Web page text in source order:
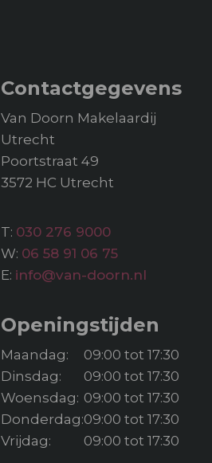
Contactgegevens
Van Doorn Makelaardij
Utrecht
Poortstraat 49
3572 HC Utrecht
T: 030 276 9000
W: 06 58 91 06 75
E: info@van-doorn.nl
Openingstijden
Maandag:
09:00 tot 17:30
Dinsdag:
09:00 tot 17:30
Woensdag: 09:00 tot 17:30
Donderdag:09:00 tot 17:30
Vrijdag:
09:00 tot 17:30